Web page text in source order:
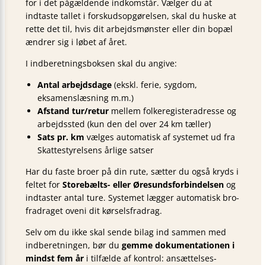
for i det pågældende indkomstår. Vælger du at
indtaste tallet i forskuds­opgørelsen, skal du huske at
rette det til, hvis dit arbejdsmønster eller din bopæl
ændrer sig i løbet af året.
I indberetnings­boksen skal du angive:
Antal arbejdsdage (ekskl. ferie, sygdom,
eksamens­læsning m.m.)
Afstand tur/retur mellem folkeregisteradresse og
arbejds­sted (kun den del over 24 km tæller)
Sats pr. km vælges automatisk af systemet ud fra
Skat­te­styrelsens årlige satser
Har du faste broer på din rute, sætter du også kryds i
feltet for Storebælts- eller Øresunds­forbindelsen og
indtaster antal ture. Systemet lægger automatisk bro­
fradraget oveni dit kørsels­fradrag.
Selv om du ikke skal sende bilag ind sammen med
indberetningen, bør du gemme dokumentationen i
mindst fem år i tilfælde af kontrol: ansættelses­